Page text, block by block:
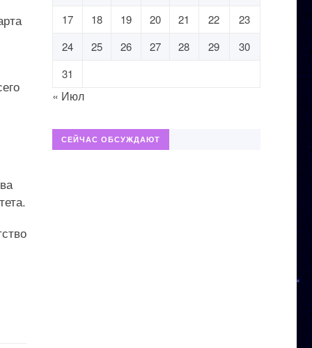
17
18 19 20 21 22
23
24
25 26 27 28 29
30
31
« Июл
СЕЙЧАС ОБСУЖДАЮТ